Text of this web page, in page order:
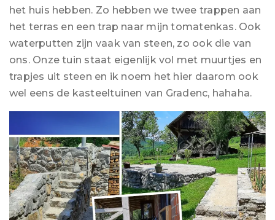
het huis hebben. Zo hebben we twee trappen aan
het terras en een trap naar mijn tomatenkas. Ook
waterputten zijn vaak van steen, zo ook die van
ons. Onze tuin staat eigenlijk vol met muurtjes en
trapjes uit steen en ik noem het hier daarom ook
wel eens de kasteeltuinen van Gradenc, hahaha.